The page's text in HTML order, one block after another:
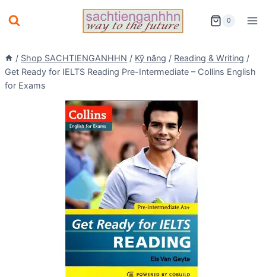
to
0
/ Shop SACHTIENGANHHN / Kỹ năng / Reading & Writing /
Get Ready for IELTS Reading Pre-Intermediate – Collins English
for Exams